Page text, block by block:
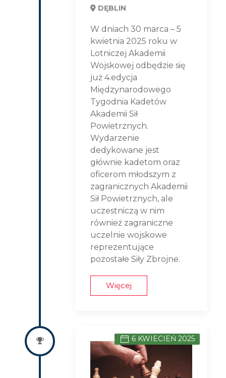
DĘBLIN
W dniach 30 marca – 5
kwietnia 2025 roku w
Lotniczej Akademii
Wojskowej odbędzie się
już 4.edycja
Międzynarodowego
Tygodnia Kadetów
Akademii Sił
Powietrznych.
Wydarzenie
dedykowane jest
głównie kadetom oraz
oficerom młodszym z
zagranicznych Akademii
Sił Powietrznych, ale
uczestniczą w nim
również zagraniczne
uczelnie wojskowe
reprezentujące
pozostałe Siły Zbrojne.
Więcej
6 KWIECIEŃ 2025